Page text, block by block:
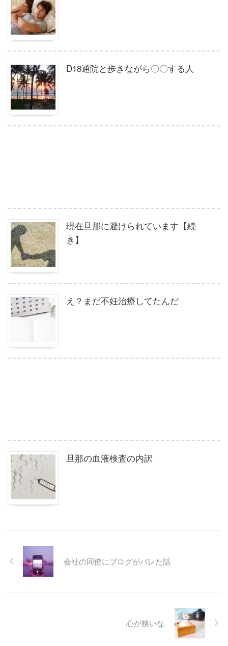
D18通院と歩きながら〇〇する人
現在旦那に避けられています【続
き】
え？まだ不妊治療してたんだ
旦那の血液検査の内訳
会社の同僚にブログがバレた話
心が狭いな